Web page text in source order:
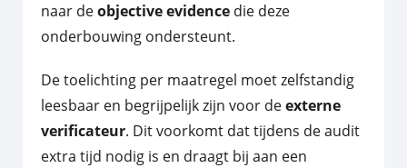
naar deobjective evidence die deze
onderbouwing ondersteunt.
De toelichting per maatregel moet zelfstandig
leesbaar en begrijpelijk zijn voor deexterne
verificateur. Dit voorkomt dat tijdens de audit
extra tijd nodig is en draagt bij aan een